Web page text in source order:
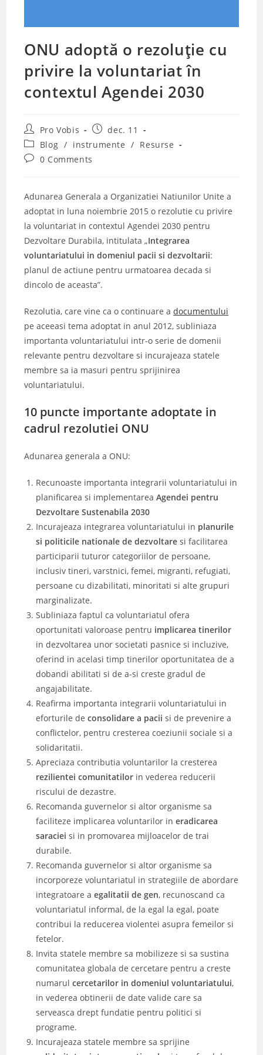
ONU adoptă o rezoluție cu
privire la voluntariat în
contextul Agendei 2030
Post
author:
Pro Vobis
Post
published:
dec. 11
Post
category:
Blog / instrumente / Resurse
Post0 Comments
Adunarea Generala a Organizatiei Natiunilor Unite a
adoptat in luna noiembrie 2015 o rezolutie cu privire
la voluntariat in contextul Agendei 2030 pentru
Dezvoltare Durabila, intitulata „Integrarea
voluntariatului in domeniul pacii si dezvoltarii:
planul de actiune pentru urmatoarea decada si
dincolo de aceasta”.
Rezolutia, care vine ca o continuare adocumentului
pe aceeasi tema adoptat in anul 2012, subliniaza
importanta voluntariatului intr-o serie de domenii
relevante pentru dezvoltare si incurajeaza statele
membre sa ia masuri pentru sprijinirea
voluntariatului.
10 puncte importante adoptate in
cadrul rezolutiei ONU
Adunarea generala a ONU:
Recunoaste importanta integrarii voluntariatului in
planificarea si implementareaAgendei pentru
Dezvoltare Sustenabila 2030
Incurajeaza integrarea voluntariatului in planurile
si politicile nationale de dezvoltare si facilitarea
participarii tuturor categoriilor de persoane,
inclusiv tineri, varstnici, femei, migranti, refugiati,
persoane cu dizabilitati, minoritati si alte grupuri
marginalizate.
Subliniaza faptul ca voluntariatul ofera
oportunitati valoroase pentru implicarea tinerilor
in dezvoltarea unor societati pasnice si incluzive,
oferind in acelasi timp tinerilor oportunitatea de a
dobandi abilitati si de a-si creste gradul de
angajabilitate.
Reafirma importanta integrarii voluntariatului in
eforturile deconsolidare a pacii si de prevenire a
conflictelor, pentru cresterea coeziunii sociale si a
solidaritatii.
Apreciaza contributia voluntarilor la cresterea
rezilientei comunitatilor in vederea reducerii
riscului de dezastre.
Recomanda guvernelor si altor organisme sa
faciliteze implicarea voluntarilor ineradicarea
saraciei si in promovarea mijloacelor de trai
durabile.
Recomanda guvernelor si altor organisme sa
incorporeze voluntariatul in strategiile de abordare
integratoare a egalitatii de gen, recunoscand ca
voluntariatul informal, de la egal la egal, poate
contribui la reducerea violentei asupra femeilor si
fetelor.
Invita statele membre sa mobilizeze si sa sustina
comunitatea globala de cercetare pentru a creste
numarulcercetarilor in domeniul voluntariatului,
in vederea obtinerii de date valide care sa
serveasca drept fundatie pentru politici si
programe.
Incurajeaza statele membre sa sprijine